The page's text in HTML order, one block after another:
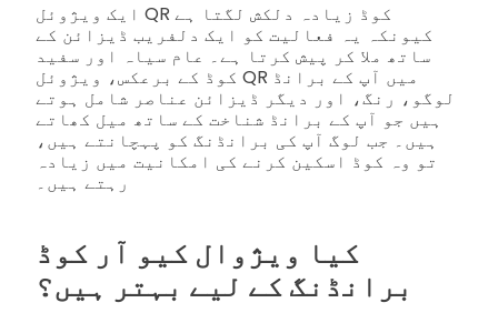
ایک ویژوئل QR کوڈ زیادہ دلکش لگتا ہے
کیونکہ یہ فعالیت کو ایک دلفریب ڈیزائن کے
ساتھ ملا کر پیش کرتا ہے۔ عام سیاہ اور سفید
کوڈ کے برعکس، ویژوئل QR میں آپ کے برانڈ
لوگو، رنگ، اور دیگر ڈیزائن عناصر شامل ہوتے
ہیں جو آپ کے برانڈ شناخت کے ساتھ میل کھاتے
ہیں۔ جب لوگ آپ کی برانڈنگ کو پہچانتے ہیں،
تو وہ کوڈ اسکین کرنے کی امکانیت میں زیادہ
رہتے ہیں۔
کیا ویژوال کیو آر کوڈ
برانڈنگ کے لیے بہتر ہیں؟